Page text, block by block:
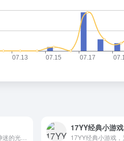
17YY经典小游戏